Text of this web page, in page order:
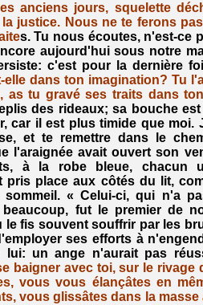
anciens jours, squelette
justice. Nous ne te ferons
s. Tu nous écoutes, n'est-ce
aujourd'hui sous notre
c'est pour la dernière
dans ton imagination? Tu
as tu gravé ses traits dans
des rideaux; sa bouche
car il est plus timide que moi.
et te remettre dans le
l'araignée avait ouvert son
à la robe bleue, chacun
pris place aux côtés du lit,
« Celui-ci, qui n'a
fut le premier de
le fis souvent souffrir par les
ses efforts à
lui: un ange n'aurait pas
baigner avec toi, sur le rivage
vous vous élançâtes en
vous glissâtes dans la masse